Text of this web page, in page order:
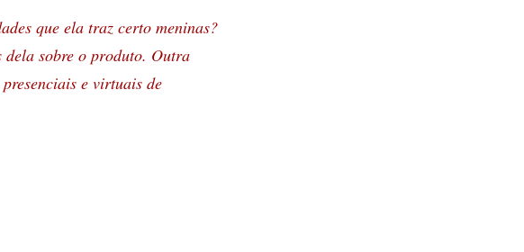
que ela traz certo meninas?
dela sobre o produto. Outra
e virtuais de